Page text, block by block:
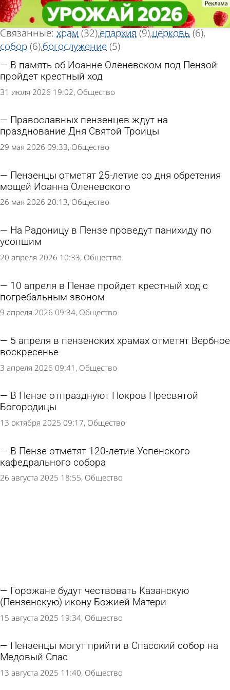
«Прихожанин»
Тег новостей
Всего найдено 38 новостей
Связанные: храм (32)епархия (9)церковь (6)
собор(6)богослужение(5)
В память об Иоанне Оленевском под Пензой
пройдет крестный ход
31 июля 2026 19:02 Общество
Православных пензенцев ждут на
празднование Дня Святой Троицы
29 мая 2026 09:33 Общество
Пензенцы отметят 25-летие со дня обретения
мощей Иоанна Оленевского
26 мая 2026 20:13 Общество
На Радоницу в Пензе проведут панихиду по
усопшим
20 апреля 2026 10:33 Общество
10 апреля в Пензе пройдет крестный ход с
погребальным звоном
9 апреля 2026 09:34 Общество
5 апреля в пензенских храмах отметят Вербное
воскресенье
3 апреля 2026 09:41 Общество
В Пензе отпразднуют Покров Пресвятой
Богородицы
13 октября 2025 09:17 Общество
В Пензе отметят 120-летие Успенского
кафедрального собора
26 августа 2025 18:55 Общество
Горожане будут чествовать Казанскую
(Пензенскую) икону Божией Матери
15 августа 2025 19:34 Общество
Пензенцы могут прийти в Спасский собор на
Медовый Спас
13 августа 2025 11:40 Общество
«Прихожанин»
Тег новостей